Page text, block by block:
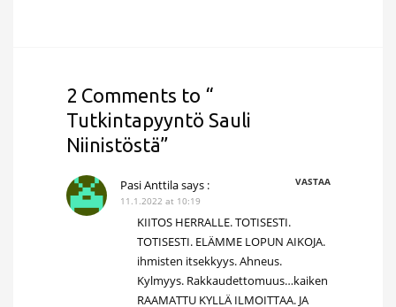
2 Comments to “
Tutkintapyyntö Sauli
Niinistöstä”
Pasi Anttilasays :
VASTAA
11.1.2022 at 10:19
KIITOS HERRALLE. TOTISESTI.
TOTISESTI. ELÄMME LOPUN AIKOJA.
ihmisten itsekkyys. Ahneus.
Kylmyys. Rakkaudettomuus…kaiken
RAAMATTU KYLLÄ ILMOITTAA. JA